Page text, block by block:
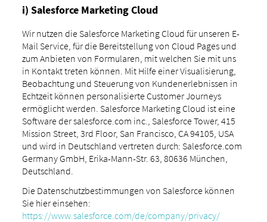
i) Salesforce Marketing Cloud
Wir nutzen die Salesforce Marketing Cloud für unseren E-
Mail Service, für die Bereitstellung von Cloud Pages und
zum Anbieten von Formularen, mit welchen Sie mit uns
in Kontakt treten können. Mit Hilfe einer Visualisierung,
Beobachtung und Steuerung von Kundenerlebnissen in
Echtzeit können personalisierte Customer Journeys
ermöglicht werden. Salesforce Marketing Cloud ist eine
Software der salesforce.com inc., Salesforce Tower, 415
Mission Street, 3rd Floor, San Francisco, CA 94105, USA
und wird in Deutschland vertreten durch: Salesforce.com
Germany GmbH, Erika-Mann-Str. 63, 80636 München,
Deutschland.
Die Datenschutzbestimmungen von Salesforce können
Sie hier einsehen:
https://www.salesforce.com/de/company/privacy/